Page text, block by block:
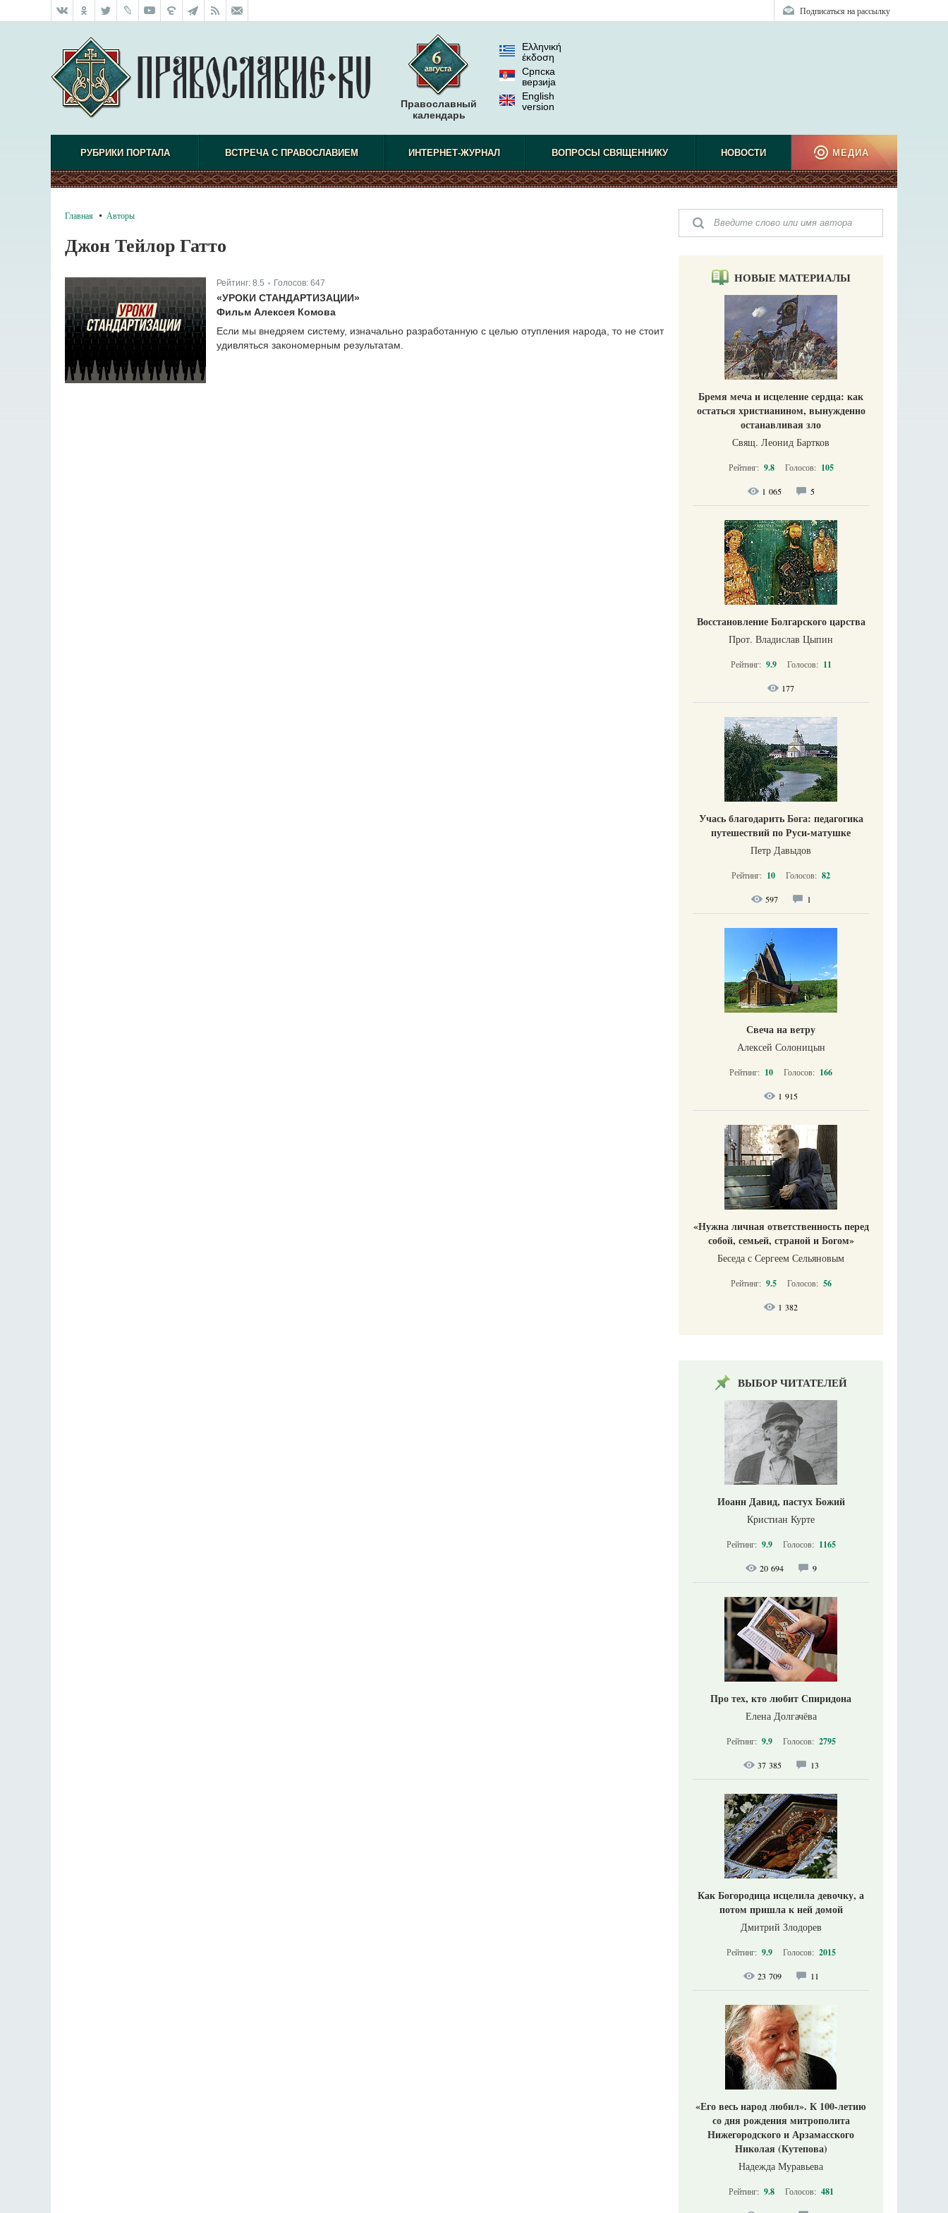
Подписаться на рассылку
Православный
календарь
Ελληνική
έκδοση
Српска
верзиjа
English
version
РУБРИКИ ПОРТАЛА ВСТРЕЧА С ПРАВОСЛАВИЕМ ИНТЕРНЕТ-ЖУРНАЛ ВОПРОСЫ СВЯЩЕННИКУ НОВОСТИ МЕДИА
Главная Авторы
Джон Тейлор Гатто
Рейтинг: 8.5 Голосов: 647
«УРОКИ СТАНДАРТИЗАЦИИ»
Фильм Алексея Комова
Если мы внедряем систему, изначально разработанную с целью отупления народа, то не стоит
удивляться закономерным результатам.
НОВЫЕ МАТЕРИАЛЫ
Бремя меча и исцеление сердца: как
остаться христианином, вынужденно
останавливая зло
Свящ. Леонид Бартков
Рейтинг: 9.8 Голосов: 105
1 065 5
Восстановление Болгарского царства
Прот. Владислав Цыпин
Рейтинг: 9.9 Голосов: 11
177
Учась благодарить Бога: педагогика
путешествий по Руси-матушке
Петр Давыдов
Рейтинг: 10 Голосов: 82
597 1
Свеча на ветру
Алексей Солоницын
Рейтинг: 10 Голосов: 166
1 915
«Нужна личная ответственность перед
собой, семьей, страной и Богом»
Беседа с Сергеем Сельяновым
Рейтинг: 9.5 Голосов: 56
1 382
ВЫБОР ЧИТАТЕЛЕЙ
Иоанн Давид, пастух Божий
Кристиан Курте
Рейтинг: 9.9 Голосов: 1165
20 694 9
Про тех, кто любит Спиридона
Елена Долгачёва
Рейтинг: 9.9 Голосов: 2795
37 385 13
Как Богородица исцелила девочку, а
потом пришла к ней домой
Дмитрий Злодорев
Рейтинг: 9.9 Голосов: 2015
23 709 11
«Его весь народ любил». К 100-летию
со дня рождения митрополита
Нижегородского и Арзамасского
Николая (Кутепова)
Надежда Муравьева
Рейтинг: 9.8 Голосов: 481